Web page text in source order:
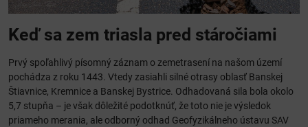
Keď sa zem triasla pred stáročiami
Prvý spoľahlivý písomný záznam o zemetrasení na našom území
pochádza z roku 1443. Vtedy zasiahli silné otrasy oblasť Banskej
Štiavnice, Kremnice a Banskej Bystrice. Odhadovaná sila bola okolo
5,7 stupňa – je však dôležité podotknúť, že toto nie je výsledok
priameho merania, ale odborný odhad Geofyzikálneho ústavu SAV